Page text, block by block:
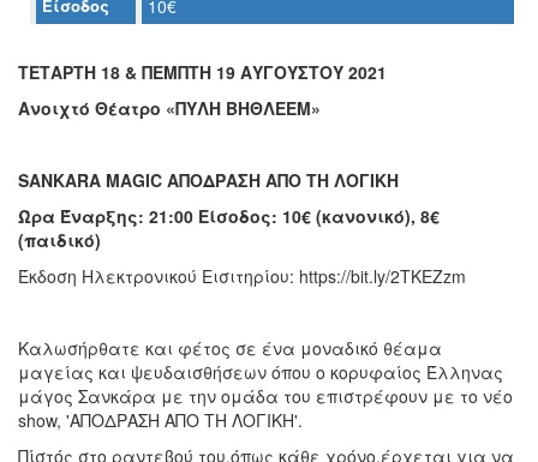
ΤΟΠΟΣ
ΜΑΣ
ΠΟΛΙΤΙΣΜΟΣ
ΠΟΛΗ
Είσοδος 10€
ΤΕΤΑΡΤΗ 18 & ΠΕΜΠΤΗ 19 ΑΥΓΟΥΣΤΟΥ 2021
Ανοιχτό Θέατρο «ΠΥΛΗ ΒΗΘΛΕΕΜ»
SANKARA MAGIC ΑΠΟΔΡΑΣΗ ΑΠΟ ΤΗ ΛΟΓΙΚΗ
Ώρα Έναρξης: 21:00 Είσοδος: 10€ (κανονικό), 8€
(παιδικό)
Έκδοση Ηλεκτρονικού Εισιτηρίου: https://bit.ly/2TKEZzm
Καλωσήρθατε και φέτος σε ένα μοναδικό θέαμα
μαγείας και ψευδαισθήσεων όπου o κορυφαίος Έλληνας
μάγος Σανκάρα με την ομάδα του επιστρέφουν με το νέο
show, 'ΑΠΟΔΡΑΣΗ ΑΠΟ ΤΗ ΛΟΓΙΚΗ'.
Πίστός στο ραντεβού του,όπως κάθε χρόνο,έρχεται για να